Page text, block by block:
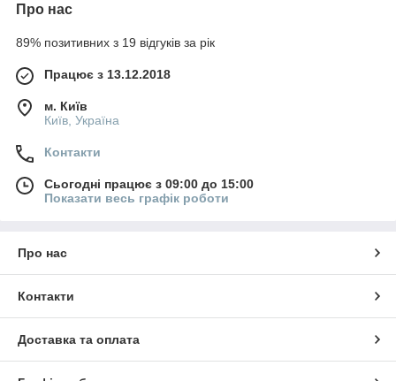
Про нас
89% позитивних з 19 відгуків за рік
Працює з 13.12.2018
м. Київ
Київ, Україна
Контакти
Сьогодні працює з 09:00 до 15:00
Показати весь графік роботи
Про нас
Контакти
Доставка та оплата